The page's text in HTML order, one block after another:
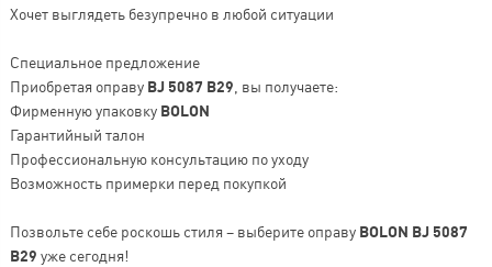
Хочет выглядеть безупречно в любой ситуации
Специальное предложение
Приобретая оправу BJ 5087 B29 , вы получаете:
Фирменную упаковку BOLON
Гарантийный талон
Профессиональную консультацию по уходу
Возможность примерки перед покупкой
Позвольте себе роскошь стиля – выберите оправу BOLON BJ 5087
B29 уже сегодня!